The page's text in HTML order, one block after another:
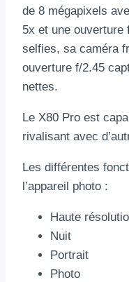
de 8 mégapixels
5x et une ouverture
selfies, sa caméra
ouverture f/2.45
nettes.
Le X80 Pro est
rivalisant avec
Les différentes
l’appareil photo :
Haute
Nuit
Portrait
Photo